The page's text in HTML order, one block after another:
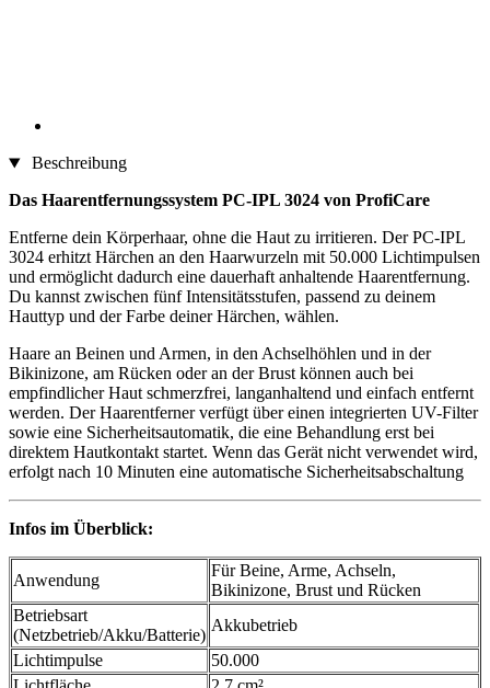
Beschreibung
Das Haarentfernungssystem PC-IPL 3024 von ProfiCare
Entferne dein Körperhaar, ohne die Haut zu irritieren. Der PC-IPL
3024 erhitzt Härchen an den Haarwurzeln mit 50.000 Lichtimpulsen
und ermöglicht dadurch eine dauerhaft anhaltende Haarentfernung.
Du kannst zwischen fünf Intensitätsstufen, passend zu deinem
Hauttyp und der Farbe deiner Härchen, wählen.
Haare an Beinen und Armen, in den Achselhöhlen und in der
Bikinizone, am Rücken oder an der Brust können auch bei
empfindlicher Haut schmerzfrei, langanhaltend und einfach entfernt
werden. Der Haarentferner verfügt über einen integrierten UV-Filter
sowie eine Sicherheitsautomatik, die eine Behandlung erst bei
direktem Hautkontakt startet. Wenn das Gerät nicht verwendet wird,
erfolgt nach 10 Minuten eine automatische Sicherheitsabschaltung
Infos im Überblick:
Anwendung
Für Beine, Arme, Achseln,
Bikinizone, Brust und Rücken
Betriebsart
(Netzbetrieb/Akku/Batterie)
Akkubetrieb
Lichtimpulse
50.000